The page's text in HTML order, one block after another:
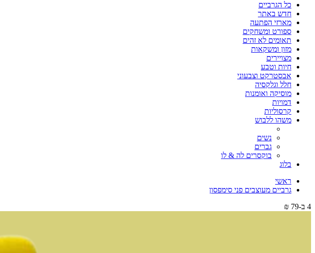
כל הגרביים
חדש באתר
מארזי הפתעה
ספורט ומשחקים
תאומים לא זהים
מזון ומשקאות
מצויירים
חיות וטבע
אבסטרקט וצבעוני
חלל וגלקסיה
מוסיקה ואומנות
דמויות
קרסוליות
משהו ללבוש
נשים
גברים
בוקסרים לה & לו
בלוג
ראשי
גרביים מעוצבים פני סימפסון
4 ב-79 ₪